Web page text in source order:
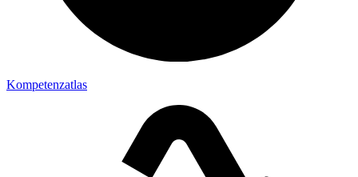
Kompetenzatlas